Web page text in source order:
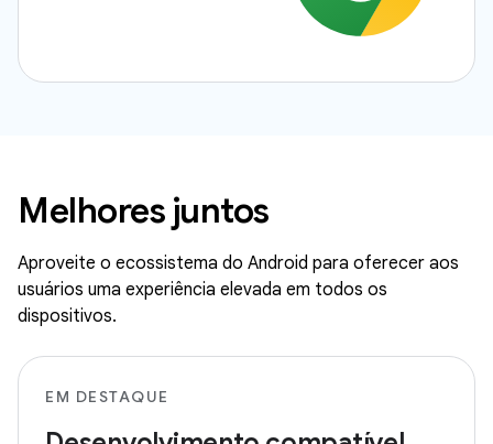
Melhores juntos
Aproveite o ecossistema do Android para oferecer aos
usuários uma experiência elevada em todos os
dispositivos.
EM DESTAQUE